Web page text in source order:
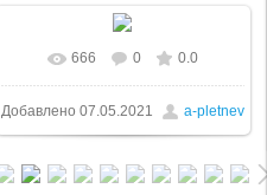
666 0 0.0
Добавлено 07.05.2021 a-pletnev